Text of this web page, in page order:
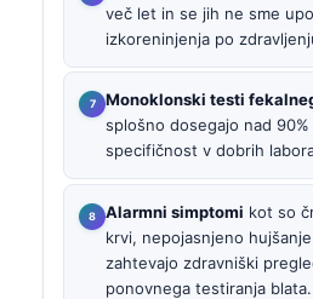
več let in se jih ne sme
izkoreninjenja po
Monoklonski testi
splošno dosegajo nad
specifičnost v dobrih
Alarmni simptomi kot so
krvi, nepojasnjeno
zahtevajo zdravniški
ponovnega testiranja blata.